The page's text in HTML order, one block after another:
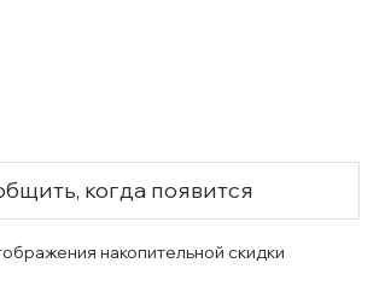
когда появится
накопительной скидки